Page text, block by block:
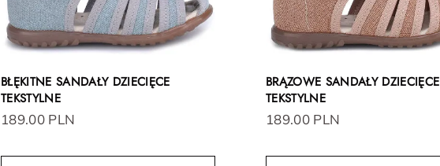
BŁĘKITNE SANDAŁY DZIECIĘCE
TEKSTYLNE
189.00 PLN
BRĄZOWE SANDAŁY DZIECIĘCE
TEKSTYLNE
189.00 PLN